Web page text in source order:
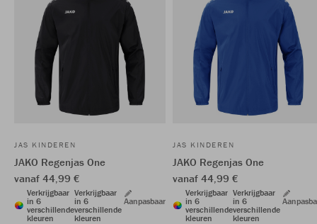
JAS KINDEREN
JAKO Regenjas One
vanaf 44,99 €
Verkrijgbaar
in 6
verschillende
kleuren
Verkrijgbaar
in 6
verschillende
kleuren
Aanpasbaar
JAS KINDEREN
JAKO Regenjas One
vanaf 44,99 €
Verkrijgbaar
in 6
verschillende
kleuren
Verkrijgbaar
in 6
verschillende
kleuren